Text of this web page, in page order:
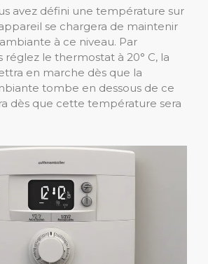
avez défini une température sur
se chargera de maintenir
à ce niveau. Par
réglez le thermostat à 20° C, la
en marche dès que la
tombe en dessous de ce
dès que cette température sera